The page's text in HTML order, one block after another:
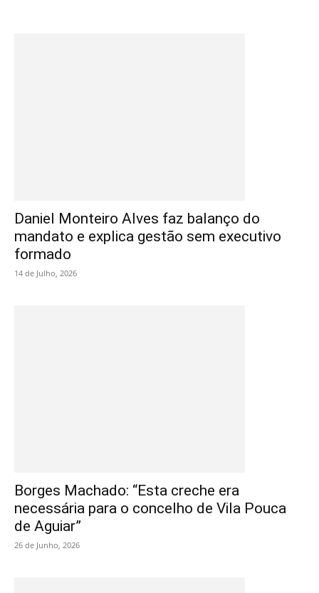
Daniel Monteiro Alves faz balanço do
mandato e explica gestão sem executivo
formado
14 de Julho, 2026
Borges Machado: “Esta creche era
necessária para o concelho de Vila Pouca
de Aguiar”
26 de Junho, 2026